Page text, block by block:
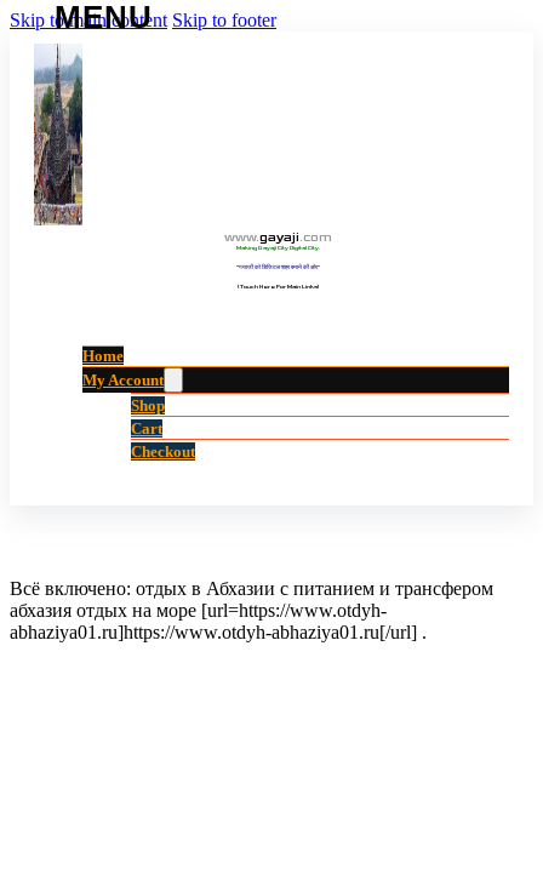
Skip to main content Skip to footer
www.gayaji.com
Making Gayaji City Digital City.
“गयाजी को डिजिटल शहर बनाने की ओर”
(Touch Here For Main Links)
Home
My Account
Shop
Cart
Checkout
Всё включено: отдых в Абхазии с питанием и трансфером
абхазия отдых на море [url=https://www.otdyh-
abhaziya01.ru]https://www.otdyh-abhaziya01.ru[/url] .